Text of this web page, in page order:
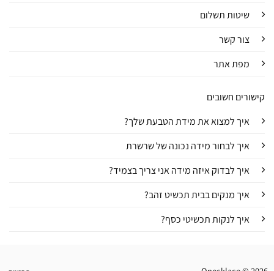
שיטות תשלום
צור קשר
מפת אתר
קישורים חשובים
איך למצוא את מידת הטבעת שלך?
איך לבחור מידה נכונה של שרשרת
איך לבדוק איזה מידה אני צריך בצמיד?
איך מנקים בבית תכשיט זהב?
איך לנקות תכשיטי כסף?